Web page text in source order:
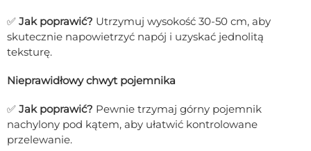
✅ Jak poprawić? Utrzymuj wysokość 30-50 cm, aby
skutecznie napowietrzyć napój i uzyskać jednolitą
teksturę.
Nieprawidłowy chwyt pojemnika
✅ Jak poprawić? Pewnie trzymaj górny pojemnik
nachylony pod kątem, aby ułatwić kontrolowane
przelewanie.